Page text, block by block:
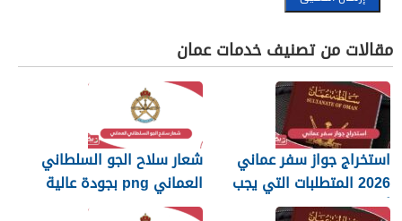
مقالات من تصنيف خدمات عمان
استخراج جواز سفر عماني
2026 المتطلبات التي يجب
أن تعرفها
شعار سلاح الجو السلطاني
العماني png بجودة عالية
2026